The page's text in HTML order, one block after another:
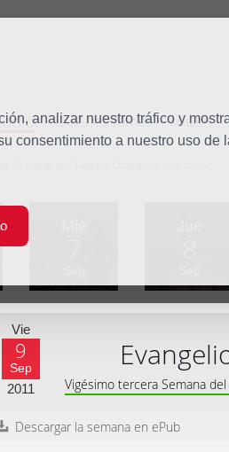
analizar nuestro tráfico y
consentimiento a nuestro uso de
Quiénes somos Misión
Semana del Tiempo Ordinario, Año impar
Vie
9
Sep
2011 Vigésimo tercera Semana
Descargar la semana en ePub